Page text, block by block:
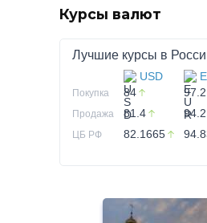
Курсы валют
Лучшие курсы в
USD
Покупка 84 97.2
Продажа 81.4 94.2
ЦБ РФ 82.1665